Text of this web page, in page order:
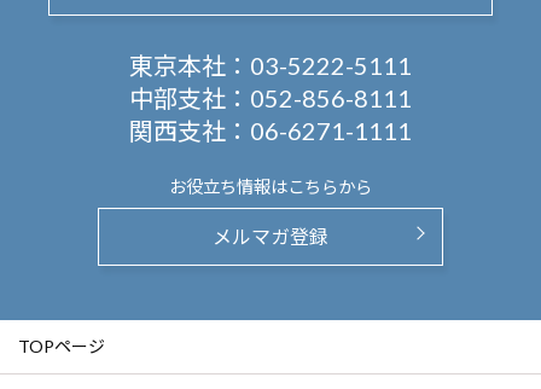
東京本社： 03-5222-5111
中部支社： 052-856-8111
関西支社： 06-6271-1111
お役立ち情報はこちらから
メルマガ登録
TOPページ